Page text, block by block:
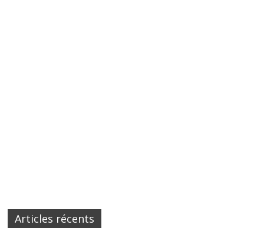
Articles récents